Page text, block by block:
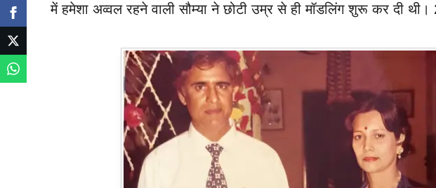
में हमेशा अव्वल रहने वाली सौम्या ने छोटी उम्र से ही मॉडलिंग शुरू कर दी